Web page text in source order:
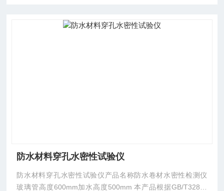
防水材料穿孔水密性试验仪
防水材料穿孔水密性试验仪产品名称防水卷材水密性检测仪
玻璃管高度600mm加水高度500mm 本产品根据GB/T328设